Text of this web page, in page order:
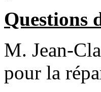
Questions
M. Jean-
pour la